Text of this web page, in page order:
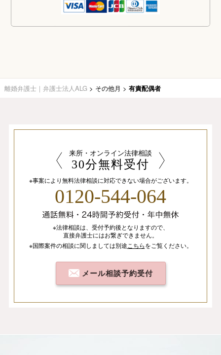
離婚弁護士｜弁護士法人ALG > その他月 > 有責配偶者
来所・オンライン法律相談
30分無料受付
※事案により無料法律相談に対応できない場合がございます。
0120-544-064
※法律相談は、 受付予約後となりますので、
直接弁護士にはお繋ぎできません。
※国際案件の相談に関しましては別途 こちらをご覧ください。
メール相談予約受付